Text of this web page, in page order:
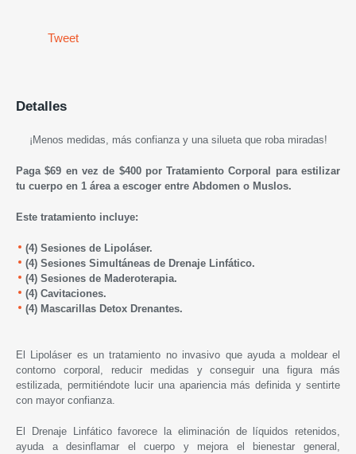
Tweet
Detalles
¡Menos medidas, más confianza y una silueta que roba miradas!
Paga $69 en vez de $400 por Tratamiento Corporal para estilizar
tu cuerpo en 1 área a escoger entre Abdomen o Muslos.
Este tratamiento incluye:
(4) Sesiones de Lipoláser.
(4) Sesiones Simultáneas de Drenaje Linfático.
(4) Sesiones de Maderoterapia.
(4) Cavitaciones.
(4) Mascarillas Detox Drenantes.
El Lipoláser es un tratamiento no invasivo que ayuda a moldear el
contorno corporal, reducir medidas y conseguir una figura más
estilizada, permitiéndote lucir una apariencia más definida y sentirte
con mayor confianza.
El Drenaje Linfático favorece la eliminación de líquidos retenidos,
ayuda a desinflamar el cuerpo y mejora el bienestar general,